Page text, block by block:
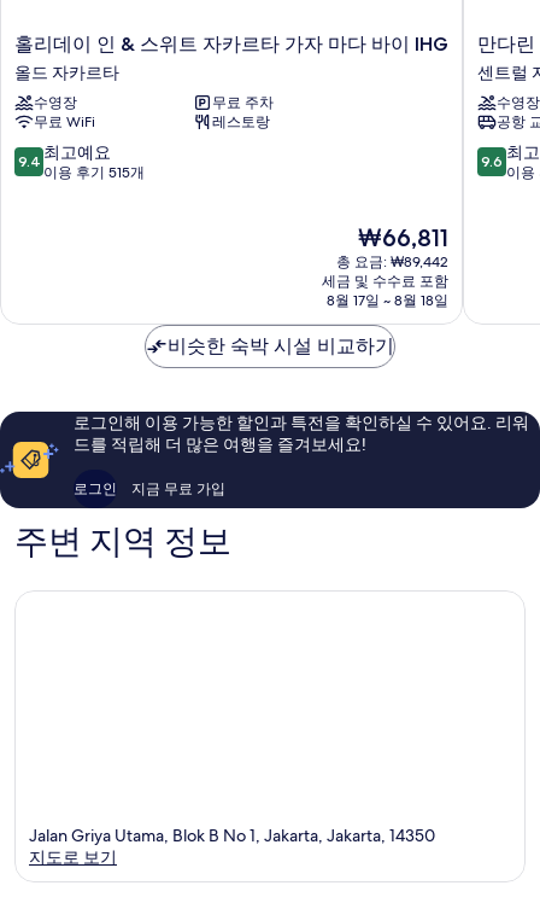
홀
리
데
이
인
&
스
가
바
IHG
올
카
홀리데이 인 & 스위트 자카르타 가자 마다 바이 IHG
올드 자카르타
수영장
무료 주차
무료 WiFi
레스토랑
10
점
고
용
기
515
9.4 최고예요
이용 후기 515개
현
재
요
금
₩66,811
₩66,811
총 요금: ₩89,442
세금 및 수수료 포함
8월 17일 ~ 8월 18일
만
다
린
오
리
엔
탈,
럴
타
만다
센트럴
수영장
공항
10
점
고
용
후
9.6 최
이용
비슷한 숙박 시설 비교하기
로그인해 이용 가능한 할인과 특전을 확인하실 수 있어요. 리워
드를 적립해 더 많은 여행을 즐겨보세요!
로그인 지금 무료 가입
주변 지역 정보
Jalan Griya Utama, Blok B No 1, Jakarta, Jakarta, 14350
지도로 보기